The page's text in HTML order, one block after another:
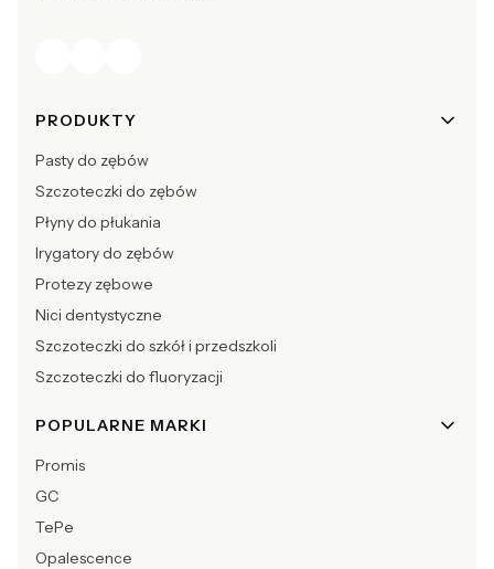
Linki w stopce
PRODUKTY
Pasty do zębów
Szczoteczki do zębów
Płyny do płukania
Irygatory do zębów
Protezy zębowe
Nici dentystyczne
Szczoteczki do szkół i przedszkoli
Szczoteczki do fluoryzacji
POPULARNE MARKI
Promis
GC
TePe
Opalescence